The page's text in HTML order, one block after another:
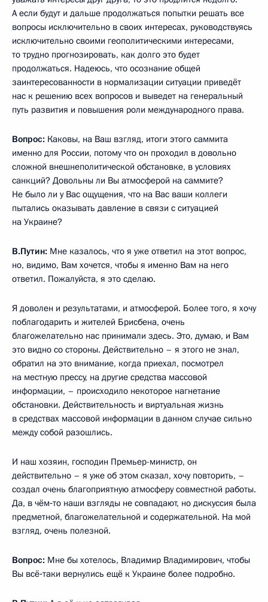
А если будут и дальше продолжаться попытки решать все
вопросы исключительно в своих интересах, руководствуясь
исключительно своими геополитическими интересами,
то трудно прогнозировать, как долго это будет
продолжаться. Надеюсь, что осознание общей
заинтересованности в нормализации ситуации приведёт
нас к решению всех вопросов и выведет на генеральный
путь развития и повышения роли международного права.
Вопрос: Каковы, на Ваш взгляд, итоги этого саммита
именно для России, потому что он проходил в довольно
сложной внешнеполитической обстановке, в условиях
санкций? Довольны ли Вы атмосферой на саммите?
Не было ли у Вас ощущения, что на Вас ваши коллеги
пытались оказывать давление в связи с ситуацией
на Украине?
В.Путин: Мне казалось, что я уже ответил на этот вопрос,
но, видимо, Вам хочется, чтобы я именно Вам на него
ответил. Пожалуйста, я это сделаю.
Я доволен и результатами, и атмосферой. Более того, я хочу
поблагодарить и жителей Брисбена, очень
благожелательно нас принимали здесь. Это, думаю, и Вам
это видно со стороны. Действительно – я этого не знал,
обратил на это внимание, когда приехал, посмотрел
на местную прессу, на другие средства массовой
информации, – происходило некоторое нагнетание
обстановки. Действительность и виртуальная жизнь
в средствах массовой информации в данном случае сильно
между собой разошлись.
И наш хозяин, господин Премьер-министр, он
действительно – я уже об этом сказал, хочу повторить, –
создал очень благоприятную атмосферу совместной работы.
Да, в чём‑то наши взгляды не совпадают, но дискуссия была
предметной, благожелательной и содержательной. На мой
взгляд, очень полезной.
Вопрос: Мне бы хотелось, Владимир Владимирович, чтобы
Вы всё‑таки вернулись ещё к Украине более подробно.